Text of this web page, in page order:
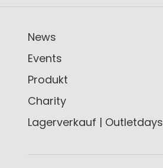
News
Events
Produkt
Charity
Lagerverkauf | Outletdays